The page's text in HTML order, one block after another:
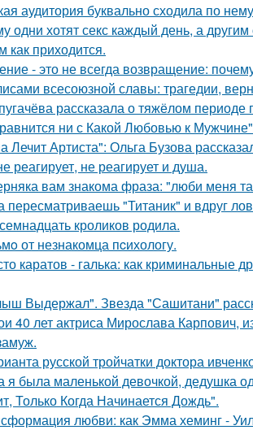
аудитория буквально сходила по
одни хотят секс каждый день, а
приходится.
- это не всегда возвращение:
всесоюзной славы: трагедии,
рассказала о тяжёлом периоде
ни с Какой Любовью к
Лечит Артиста": Ольга Бузова
реагирует, не реагирует и душа.
вам знакома фраза: "люби меня
пересматриваешь "Титаник" и вдруг
кроликов родила.
от незнакомца пcихологу.
каратов - галька: как криминальные
Выдержал". Звезда "Сашитани"
40 лет актриса Мирослава
русской тройчатки доктора
я была маленькой девочкой, дедушка
Только Когда Начинается Дождь".
любви: как Эмма хеминг -